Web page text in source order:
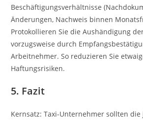
Beschäftigungsverhältnisse
Änderungen, Nachweis binnen
Protokollieren Sie die Aushändigung
vorzugsweise durch
Arbeitnehmer. So reduzieren Sie
Haftungsrisiken.
5. Fazit
Kernsatz: Taxi-Unternehmer sollten